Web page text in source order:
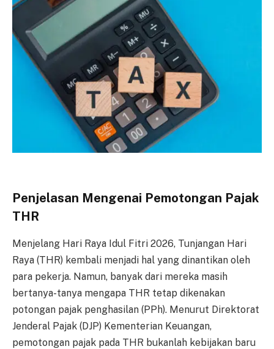
Penjelasan Mengenai Pemotongan Pajak
THR
Menjelang Hari Raya Idul Fitri 2026, Tunjangan Hari
Raya (THR) kembali menjadi hal yang dinantikan oleh
para pekerja. Namun, banyak dari mereka masih
bertanya-tanya mengapa THR tetap dikenakan
potongan pajak penghasilan (PPh). Menurut Direktorat
Jenderal Pajak (DJP) Kementerian Keuangan,
pemotongan pajak pada THR bukanlah kebijakan baru